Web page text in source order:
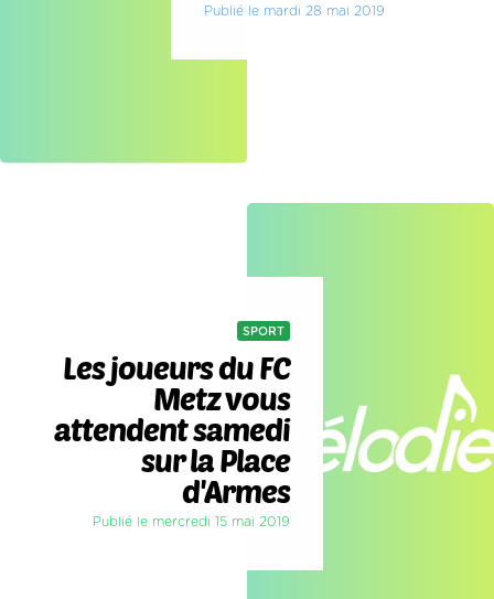
Publié le mardi 28 mai 2019
SPORT
Les joueurs du FC
Metz vous
attendent samedi
sur la Place
d'Armes
Publié le mercredi 15 mai 2019